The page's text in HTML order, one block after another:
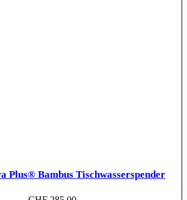
Plus® Bambus Tischwasserspender